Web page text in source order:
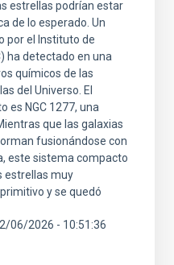
estrellas podrían estar
de lo esperado. Un
por el Instituto de
ha detectado en una
químicos de las
del Universo. El
es NGC 1277, una
que las galaxias
fusionándose con
este sistema compacto
estrellas muy
y se quedó
06/2026 - 10:51:36